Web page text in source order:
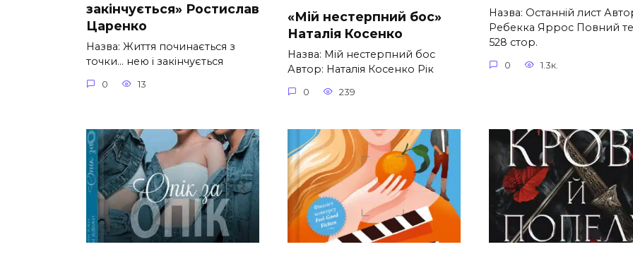
закінчується» Ростислав
Царенко
Назва: Життя починається з
точки… нею і закінчується
0 13
«Мій нестерпний бос»
Наталія Косенко
Назва: Мій нестерпний бос
Автор: Наталія Косенко Рік
0 239
Назва: Останній лист
Ребекка Яррос Повний
528 стор.
0 1.3к.